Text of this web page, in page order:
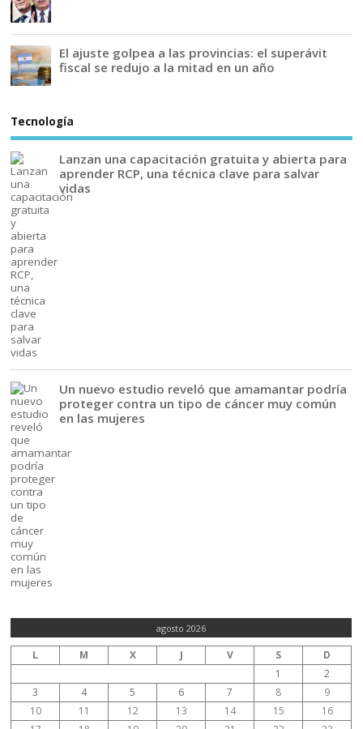
El ajuste golpea a las provincias: el superávit
fiscal se redujo a la mitad en un año
Tecnología
Lanzan una capacitación gratuita y abierta para
aprender RCP, una técnica clave para salvar
vidas
Un nuevo estudio reveló que amamantar podría
proteger contra un tipo de cáncer muy común
en las mujeres
agosto 2026
L M X J V S
D
1
2
3
4 5 6 7 8
9
10
11 12 13 14 15
16